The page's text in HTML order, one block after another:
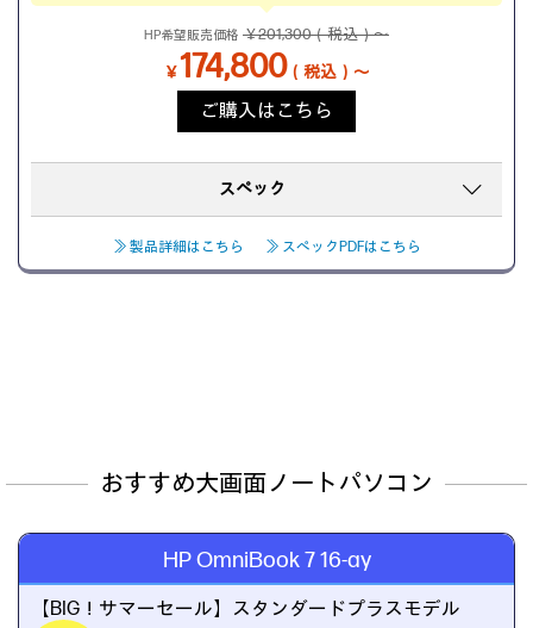
HP希望販売価格 ￥201,300（税込）～
￥174,800（税込）～
ご購入はこちら
スペック
≫ 製品詳細はこちら ≫ スペックPDFはこちら
おすすめ大画面ノートパソコン
HP OmniBook 7 16-ay
【BIG！サマーセール】 スタンダードプラスモデル